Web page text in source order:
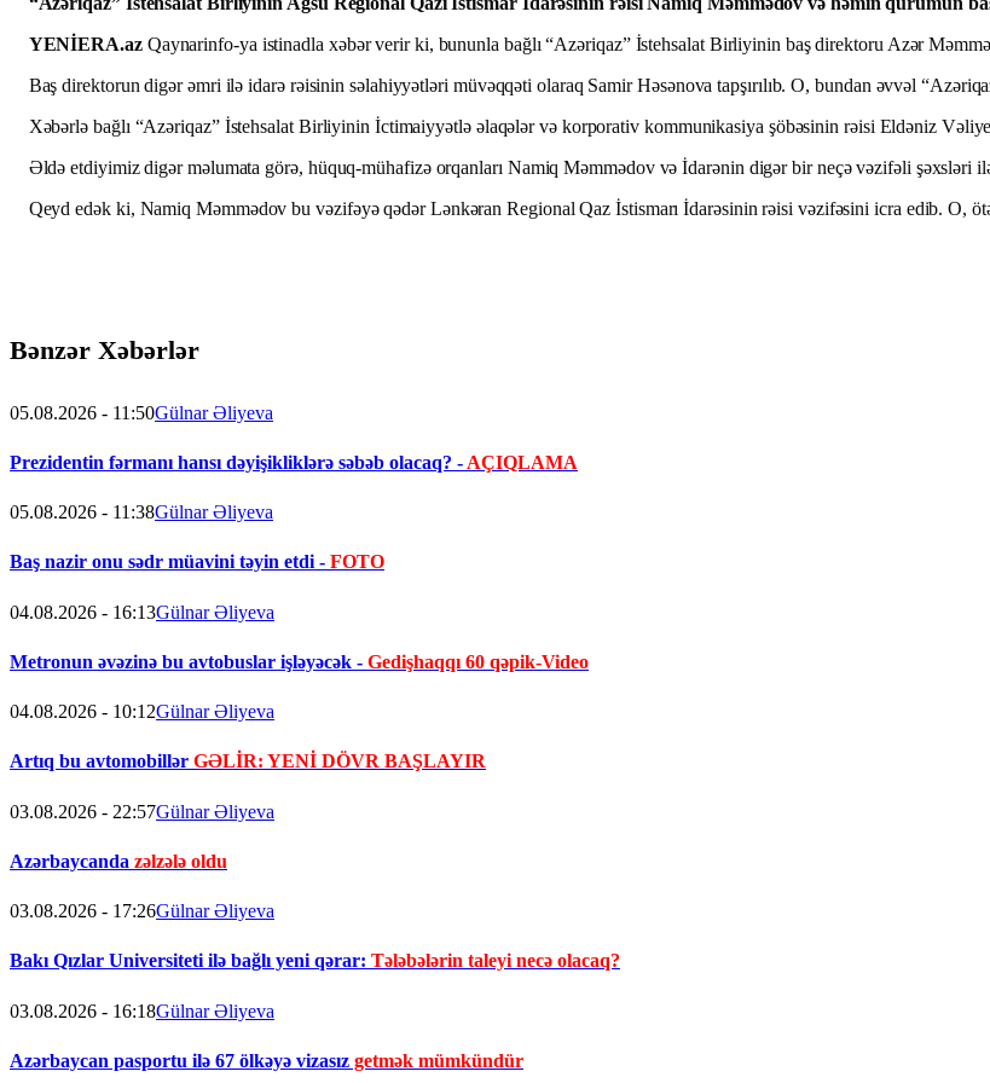
YENİERA.azQaynarinfo-ya istinadla xəbər verir ki, bununla bağlı “Azəriqaz” İstehsalat Birliyinin baş direktoru Azər
Baş direktorun digər əmri ilə idarə rəisinin səlahiyyətləri müvəqqəti olaraq Samir Həsənova tapşırılıb. O, bundan əvvəl
Xəbərlə bağlı “Azəriqaz” İstehsalat Birliyinin İctimaiyyətlə əlaqələr və korporativ kommunikasiya şöbəsinin rəisi Eldəniz
Əldə etdiyimiz digər məlumata görə, hüquq-mühafizə orqanları Namiq Məmmədov və İdarənin digər bir neçə vəzifəli şəxsləri ilə
Qeyd edək ki, Namiq Məmmədov bu vəzifəyə qədər Lənkəran Regional Qaz İstismarı İdarəsinin rəisi vəzifəsini icra edib. O,
Bənzər Xəbərlər
05.08.2026 - 11:50Gülnar Əliyeva
Prezidentin fərmanı hansı dəyişikliklərə səbəb olacaq? - AÇIQLAMA
05.08.2026 - 11:38Gülnar Əliyeva
Baş nazir onu sədr müavini təyin etdi - FOTO
04.08.2026 - 16:13Gülnar Əliyeva
Metronun əvəzinə bu avtobuslar işləyəcək - Gedişhaqqı 60 qəpik-Video
04.08.2026 - 10:12Gülnar Əliyeva
Artıq bu avtomobillər GƏLİR: YENİ DÖVR BAŞLAYIR
03.08.2026 - 22:57Gülnar Əliyeva
Azərbaycanda zəlzələ oldu
03.08.2026 - 17:26Gülnar Əliyeva
Bakı Qızlar Universiteti ilə bağlı yeni qərar: Tələbələrin taleyi necə olacaq?
03.08.2026 - 16:18Gülnar Əliyeva
Azərbaycan pasportu ilə 67 ölkəyə vizasız getmək mümkündür